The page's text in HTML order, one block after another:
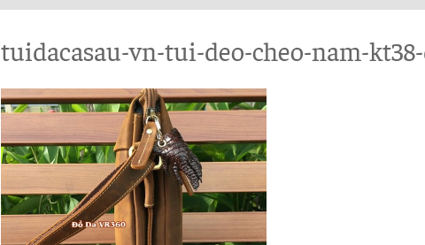
tuidacasau-vn-tui-deo-cheo-nam-